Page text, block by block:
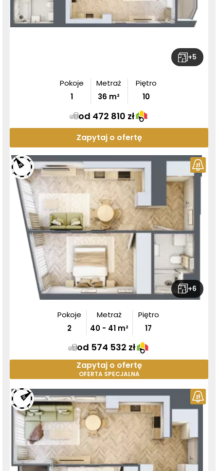
+5
Pokoje
1
Metraż
36 m²
Piętro
10
od 472 810 zł
Zapytaj o ofertę
+6
Pokoje
2
Metraż
40- 41m²
Piętro
17
od 574 532 zł
Zapytaj o ofertę
OFERTA SPECJALNA